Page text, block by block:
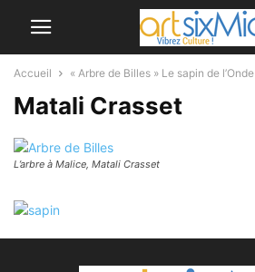
Accueil « Arbre de Billes » Le sapin de l’Onde
Matali Crasset
L’arbre à Malice, Matali Crasset